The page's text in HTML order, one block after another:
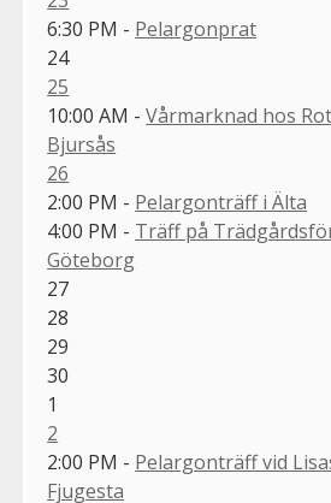
6:30 PM - Pelargonprat
24
25
10:00 AM -Vårmarknad hos
Bjursås
26
2:00 PM - Pelargonträff i Älta
4:00 PM - Träff på
Göteborg
27
28
29
30
1
2
2:00 PM - Pelargonträff vid
Fjugesta